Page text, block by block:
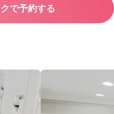
で予約する